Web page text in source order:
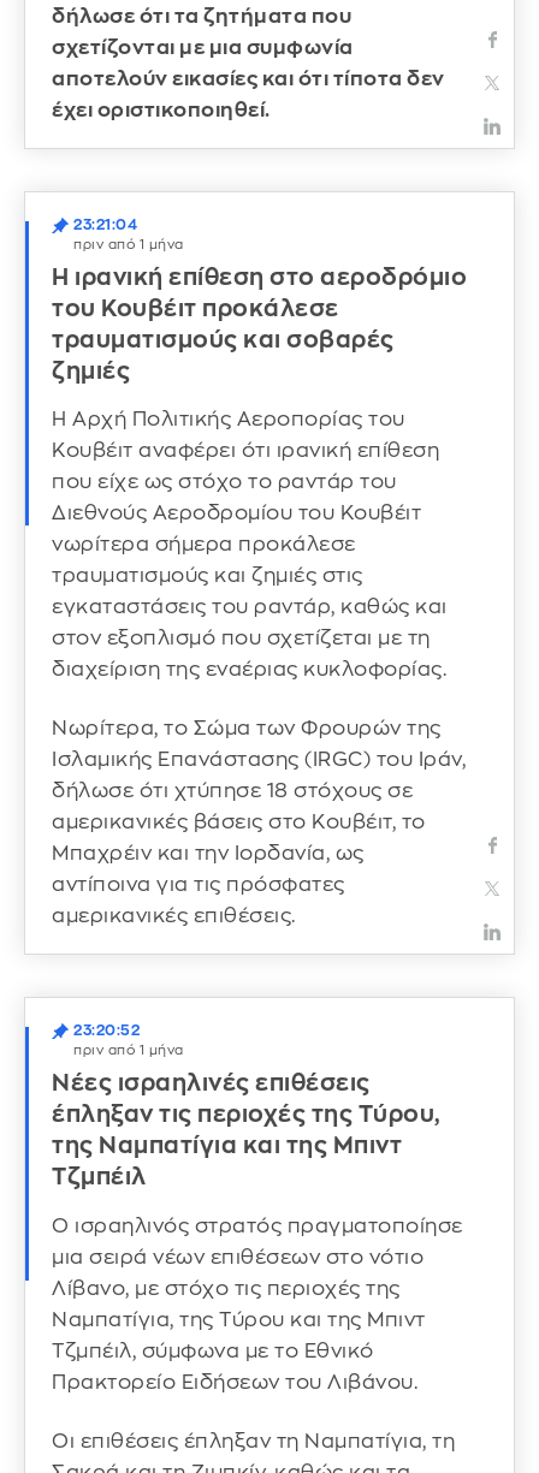
δήλωσε ότι τα ζητήματα που
σχετίζονται με μια συμφωνία
αποτελούν εικασίες και ότι τίποτα δεν
έχει οριστικοποιηθεί.
23:21:04
πριν από 1 μήνα
Η ιρανική επίθεση στο αεροδρόμιο
του Κουβέιτ προκάλεσε
τραυματισμούς και σοβαρές
ζημιές
Η Αρχή Πολιτικής Αεροπορίας του
Κουβέιτ αναφέρει ότι ιρανική επίθεση
που είχε ως στόχο το ραντάρ του
Διεθνούς Αεροδρομίου του Κουβέιτ
νωρίτερα σήμερα προκάλεσε
τραυματισμούς και ζημιές στις
εγκαταστάσεις του ραντάρ, καθώς και
στον εξοπλισμό που σχετίζεται με τη
διαχείριση της εναέριας κυκλοφορίας.
Νωρίτερα, το Σώμα των Φρουρών της
Ισλαμικής Επανάστασης (IRGC) του Ιράν,
δήλωσε ότι χτύπησε 18 στόχους σε
αμερικανικές βάσεις στο Κουβέιτ, το
Μπαχρέιν και την Ιορδανία, ως
αντίποινα για τις πρόσφατες
αμερικανικές επιθέσεις.
23:20:52
πριν από 1 μήνα
Νέες ισραηλινές επιθέσεις
έπληξαν τις περιοχές της Τύρου,
της Ναμπατίγια και της Μπιντ
Τζμπέιλ
Ο ισραηλινός στρατός πραγματοποίησε
μια σειρά νέων επιθέσεων στο νότιο
Λίβανο, με στόχο τις περιοχές της
Ναμπατίγια, της Τύρου και της Μπιντ
Τζμπέιλ, σύμφωνα με το Εθνικό
Πρακτορείο Ειδήσεων του Λιβάνου.
Οι επιθέσεις έπληξαν τη Ναμπατίγια, τη